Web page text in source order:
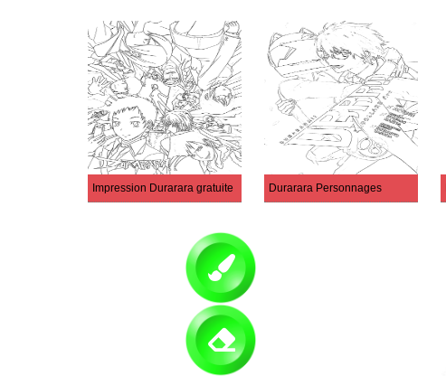
Impression Durarara gratuite Durarara Personnages